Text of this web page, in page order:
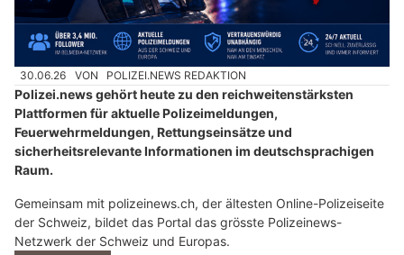
30.06.26 VON POLIZEI.NEWS REDAKTION
Polizei.news gehört heute zu den reichweitenstärksten
Plattformen für aktuelle Polizeimeldungen,
Feuerwehrmeldungen, Rettungseinsätze und
sicherheitsrelevante Informationen im deutschsprachigen
Raum.
Gemeinsam mit polizeinews.ch, der ältesten Online-Polizeiseite
der Schweiz, bildet das Portal das grösste Polizeinews-
Netzwerk der Schweiz und Europas.